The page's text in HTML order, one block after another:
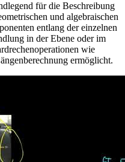
für die Beschreibung
und algebraischen
entlang der einzelnen
in der Ebene oder im
wie
ermöglicht.